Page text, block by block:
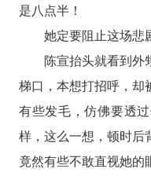
是八点半！
她定要阻止这场悲
陈宣抬头就看到外
梯口，本想打招呼，却
有些发毛，仿佛要透
样，这么一想，顿时后
竟然有些不敢直视她的